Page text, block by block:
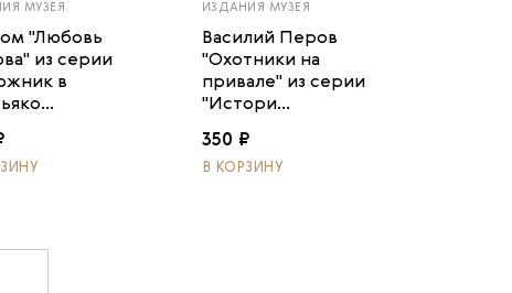
МУЗЕЯ
"Любовь
из серии
в
ИЗДАНИЯ МУЗЕЯ
Василий Перов
"Охотники на
привале" из серии
"Истори...
350 ₽
В КОРЗИНУ